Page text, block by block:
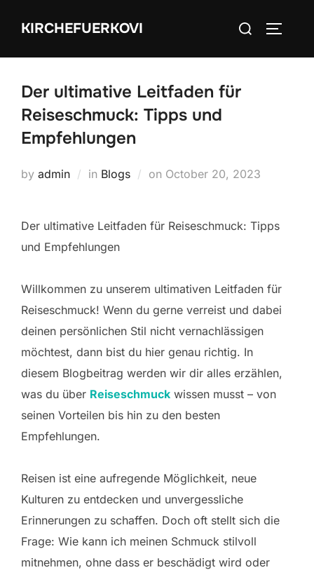
KIRCHEFUERKOVI
Search
Der ultimative Leitfaden für
Reiseschmuck: Tipps und
Empfehlungen
by admin in Blogs on Posted
October 20, 2023
Der ultimative Leitfaden für Reiseschmuck: Tipps
und Empfehlungen
Willkommen zu unserem ultimativen Leitfaden für
Reiseschmuck! Wenn du gerne verreist und dabei
deinen persönlichen Stil nicht vernachlässigen
möchtest, dann bist du hier genau richtig. In
diesem Blogbeitrag werden wir dir alles erzählen,
was du über Reiseschmuck wissen musst – von
seinen Vorteilen bis hin zu den besten
Empfehlungen.
Reisen ist eine aufregende Möglichkeit, neue
Kulturen zu entdecken und unvergessliche
Erinnerungen zu schaffen. Doch oft stellt sich die
Frage: Wie kann ich meinen Schmuck stilvoll
mitnehmen, ohne dass er beschädigt wird oder